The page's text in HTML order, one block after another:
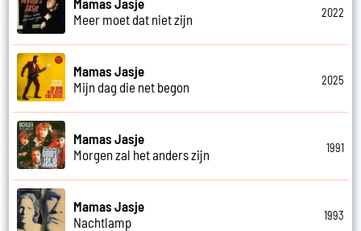
Meer moet dat niet zijn
2022
Mamas Jasje
Mijn dag die net begon
2025
Mamas Jasje
Morgen zal het anders zijn
1991
Mamas Jasje
Nachtlamp
1993